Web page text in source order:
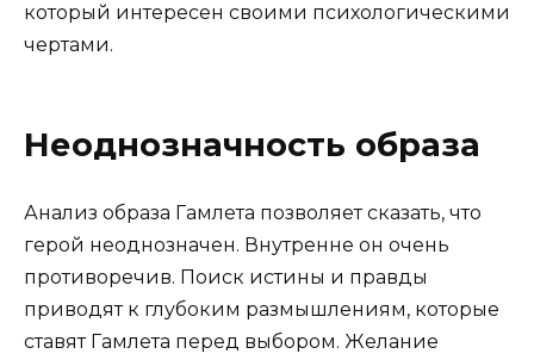
который интересен своими психологическими
чертами.
Неоднозначность образа
Анализ образа Гамлета позволяет сказать, что
герой неоднозначен. Внутренне он очень
противоречив. Поиск истины и правды
приводят к глубоким размышлениям, которые
ставят Гамлета перед выбором. Желание